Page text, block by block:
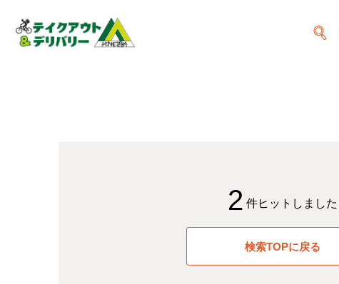
2 件ヒットしました
検索TOPに戻る